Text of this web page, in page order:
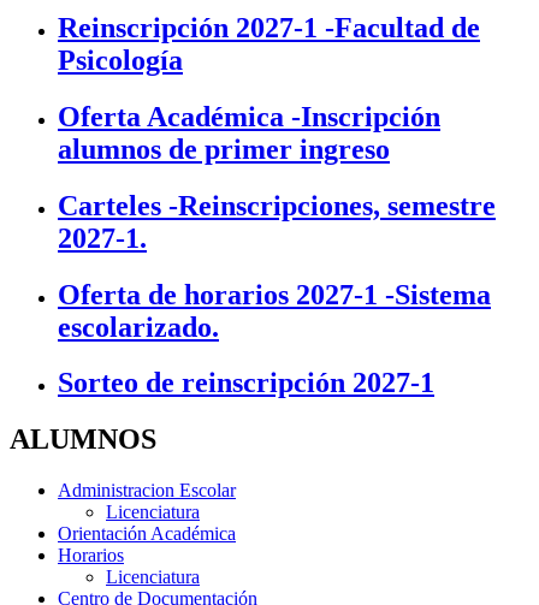
Reinscripción 2027-1 -Facultad de
Psicología
Oferta Académica -Inscripción
alumnos de primer ingreso
Carteles -Reinscripciones, semestre
2027-1.
Oferta de horarios 2027-1 -Sistema
escolarizado.
Sorteo de reinscripción 2027-1
ALUMNOS
Administracion Escolar
Licenciatura
Orientación Académica
Horarios
Licenciatura
Centro de Documentación